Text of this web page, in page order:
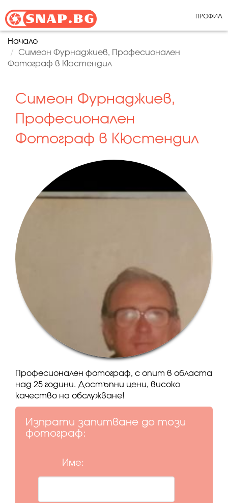
ПРОФИЛ
Начало
Симеон Фурнаджиев, Професионален
Фотограф в Кюстендил
Симеон Фурнаджиев,
Професионален
Фотограф в Кюстендил
Професионален фотограф, с опит в областа
над 25 години. Достъпни цени, високо
качество на обслужване!
Изпрати запитване до този
фотограф:
Име: